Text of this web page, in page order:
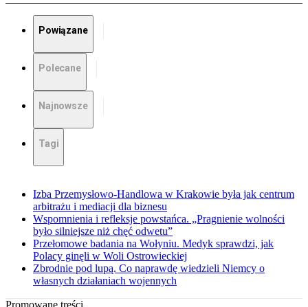
Powiązane
Polecane
Najnowsze
Tagi
Izba Przemysłowo-Handlowa w Krakowie była jak centrum
arbitrażu i mediacji dla biznesu
Wspomnienia i refleksje powstańca. „Pragnienie wolności
było silniejsze niż chęć odwetu”
Przełomowe badania na Wołyniu. Medyk sprawdzi, jak
Polacy ginęli w Woli Ostrowieckiej
Zbrodnie pod lupą. Co naprawdę wiedzieli Niemcy o
własnych działaniach wojennych
Promowane treści